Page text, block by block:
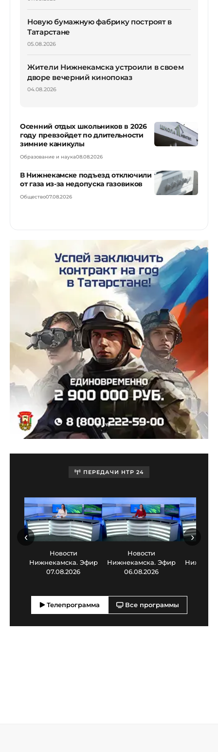
Новую бумажную фабрику построят в
Татарстане
05.08.2026
Жители Нижнекамска устроили в своем
дворе вечерний кинопоказ
04.08.2026
Осенний отдых школьников в 2026
году превзойдет по длительности
зимние каникулы
Образование и наука08.08.2026
В Нижнекамске подъезд отключили
от газа из-за недопуска газовиков
Общество07.08.2026
ПЕРЕДАЧИ НТР 24
Новости
Нижнекамска. Эфир
07.08.2026
Новости
Нижнекамска. Эфир
06.08.2026
‹ ›
Телепрограмма Все программы